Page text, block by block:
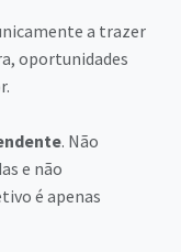
a trazer
oportunidades
. Não
e não
é apenas